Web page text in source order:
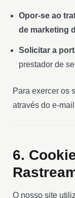
Opor-se ao
de marketing
Solicitar a
prestador de
Para exercer os
através do e-
6.
O nosso site